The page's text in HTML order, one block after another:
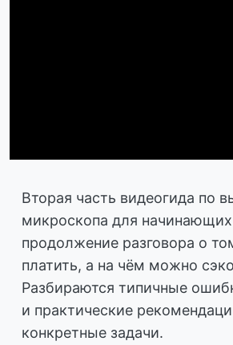
Вторая часть видеогида по
микроскопа для
продолжение разговора о
платить, а на чём можно
Разбираются типичные
и практические
конкретные задачи.